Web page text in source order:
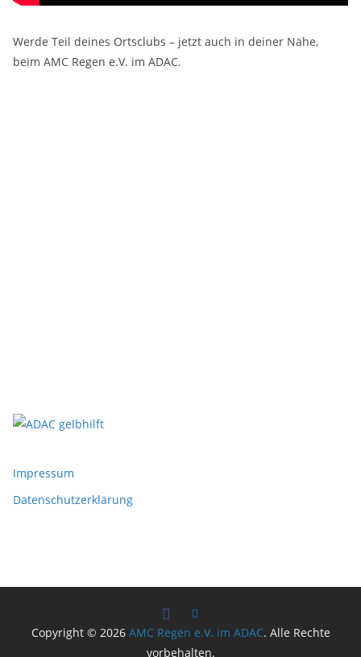
Werde Teil deines Ortsclubs – jetzt auch in deiner Nähe,
beim AMC Regen e.V. im ADAC.
Impressum
Datenschutzerklärung
Copyright © 2026 AMC Regen e.V. im ADAC. Alle Rechte
vorbehalten.